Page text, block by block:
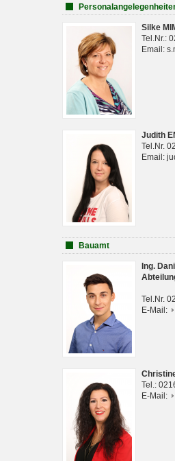
Silke
Tel.Nr.:
Email:
Judith
Tel.Nr.
Email:
Bauamt
Ing.
Tel.Nr.
E-Mail:
Tel.:
E-Mail: